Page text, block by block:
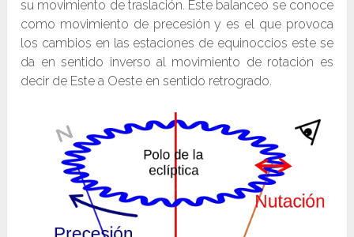
su movimiento de traslación. Este balanceo se conoce
como movimiento de precesión y es el que provoca
los cambios en las estaciones de equinoccios este se
da en sentido inverso al movimiento de rotación es
decir de Este a Oeste en sentido retrogrado.